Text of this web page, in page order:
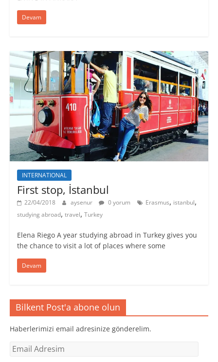
Devam
INTERNATIONAL
First stop, İstanbul
22/04/2018 aysenur 0 yorum Erasmus, istanbul,
studying abroad, travel, Turkey
Elena Riego A year studying abroad in Turkey gives you
the chance to visit a lot of places where some
Devam
Bilkent Post'a abone olun
Haberlerimizi email adresinize gönderelim.
Email